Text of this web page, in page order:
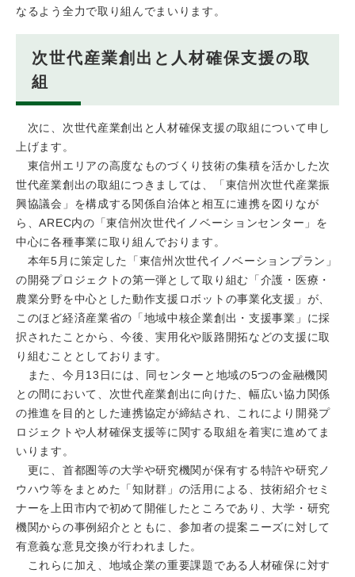
なるよう全力で取り組んでまいります。
次世代産業創出と人材確保支援の取
組
次に、次世代産業創出と人材確保支援の取組について申し
上げます。
東信州エリアの高度なものづくり技術の集積を活かした次
世代産業創出の取組につきましては、「東信州次世代産業振
興協議会」を構成する関係自治体と相互に連携を図りなが
ら、AREC内の「東信州次世代イノベーションセンター」を
中心に各種事業に取り組んでおります。
本年5月に策定した「東信州次世代イノベーションプラン」
の開発プロジェクトの第一弾として取り組む「介護・医療・
農業分野を中心とした動作支援ロボットの事業化支援」が、
このほど経済産業省の「地域中核企業創出・支援事業」に採
択されたことから、今後、実用化や販路開拓などの支援に取
り組むこととしております。
また、今月13日には、同センターと地域の5つの金融機関
との間において、次世代産業創出に向けた、幅広い協力関係
の推進を目的とした連携協定が締結され、これにより開発プ
ロジェクトや人材確保支援等に関する取組を着実に進めてま
いります。
更に、首都圏等の大学や研究機関が保有する特許や研究ノ
ウハウ等をまとめた「知財群」の活用による、技術紹介セミ
ナーを上田市内で初めて開催したところであり、大学・研究
機関からの事例紹介とともに、参加者の提案ニーズに対して
有意義な意見交換が行われました。
これらに加え、地域企業の重要課題である人材確保に対す